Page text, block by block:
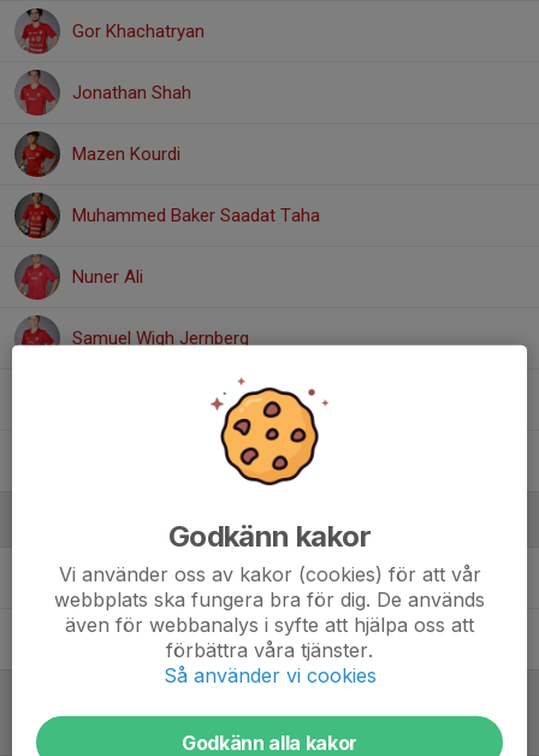
Gor Khachatryan
Jonathan Shah
Mazen Kourdi
Muhammed Baker Saadat Taha
Nuner Ali
Samuel Wigh Jernberg
Fredrik Jernberg Assisterande tränare
Hannes LundAssisterande tränare
Referat
Godkänn kakor
Vi använder oss av kakor (cookies) för att vår
webbplats ska fungera bra för dig. De används
även för webbanalys i syfte att hjälpa oss att
förbättra våra tjänster.
Så använder vi cookies
Godkänn alla kakor